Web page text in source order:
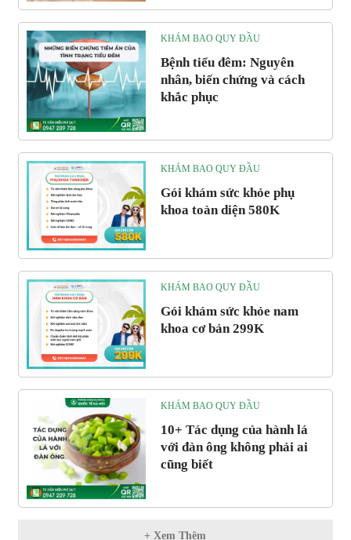
KHÁM BAO QUY ĐẦU
Bệnh tiểu đêm: Nguyên
nhân, biến chứng và cách
khắc phục
KHÁM BAO QUY ĐẦU
Gói khám sức khỏe phụ
khoa toàn diện 580K
KHÁM BAO QUY ĐẦU
Gói khám sức khỏe nam
khoa cơ bản 299K
KHÁM BAO QUY ĐẦU
10+ Tác dụng của hành lá
với đàn ông không phải ai
cũng biết
+ Xem Thêm